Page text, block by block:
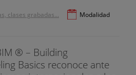
clases grabadas...
Modalidad
® – Building
Basics reconoce ante